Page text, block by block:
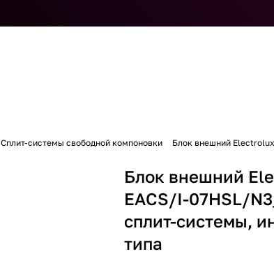
Сплит-системы свободной компоновки Блок внешний
Блок внешний
EACS/I-07HSL/
сплит-системы,
типа